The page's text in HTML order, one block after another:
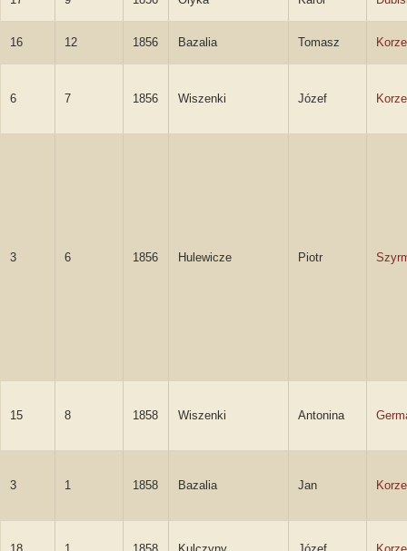
16 12 1856 Bazalia Tomasz
6 7 1856 Wiszenki Józef
3 6 1856 Hulewicze Piotr
15 8 1858 Wiszenki Antonina
3 1 1858 Bazalia Jan